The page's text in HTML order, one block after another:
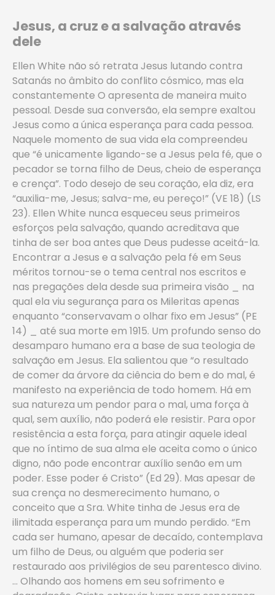
Jesus, a cruz e a salvação através
dele
Ellen White não só retrata Jesus lutando contra
Satanás no âmbito do conflito cósmico, mas ela
constantemente O apresenta de maneira muito
pessoal. Desde sua conversão, ela sempre exaltou
Jesus como a única esperança para cada pessoa.
Naquele momento de sua vida ela compreendeu
que “é unicamente ligando-se a Jesus pela fé, que o
pecador se torna filho de Deus, cheio de esperança
e crença”. Todo desejo de seu coração, ela diz, era
“auxilia-me, Jesus; salva-me, eu pereço!” (VE 18) (LS
23). Ellen White nunca esqueceu seus primeiros
esforços pela salvação, quando acreditava que
tinha de ser boa antes que Deus pudesse aceitá-la.
Encontrar a Jesus e a salvação pela fé em Seus
méritos tornou-se o tema central nos escritos e
nas pregações dela desde sua primeira visão _ na
qual ela viu segurança para os Mileritas apenas
enquanto “conservavam o olhar fixo em Jesus” (PE
14) _ até sua morte em 1915. Um profundo senso do
desamparo humano era a base de sua teologia de
salvação em Jesus. Ela salientou que “o resultado
de comer da árvore da ciência do bem e do mal, é
manifesto na experiência de todo homem. Há em
sua natureza um pendor para o mal, uma força à
qual, sem auxílio, não poderá ele resistir. Para opor
resistência a esta força, para atingir aquele ideal
que no íntimo de sua alma ele aceita como o único
digno, não pode encontrar auxílio senão em um
poder. Esse poder é Cristo” (Ed 29). Mas apesar de
sua crença no desmerecimento humano, o
conceito que a Sra. White tinha de Jesus era de
ilimitada esperança para um mundo perdido. “Em
cada ser humano, apesar de decaído, contemplava
um filho de Deus, ou alguém que poderia ser
restaurado aos privilégios de seu parentesco divino.
… Olhando aos homens em seu sofrimento e